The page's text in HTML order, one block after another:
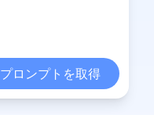
プロンプトを取得